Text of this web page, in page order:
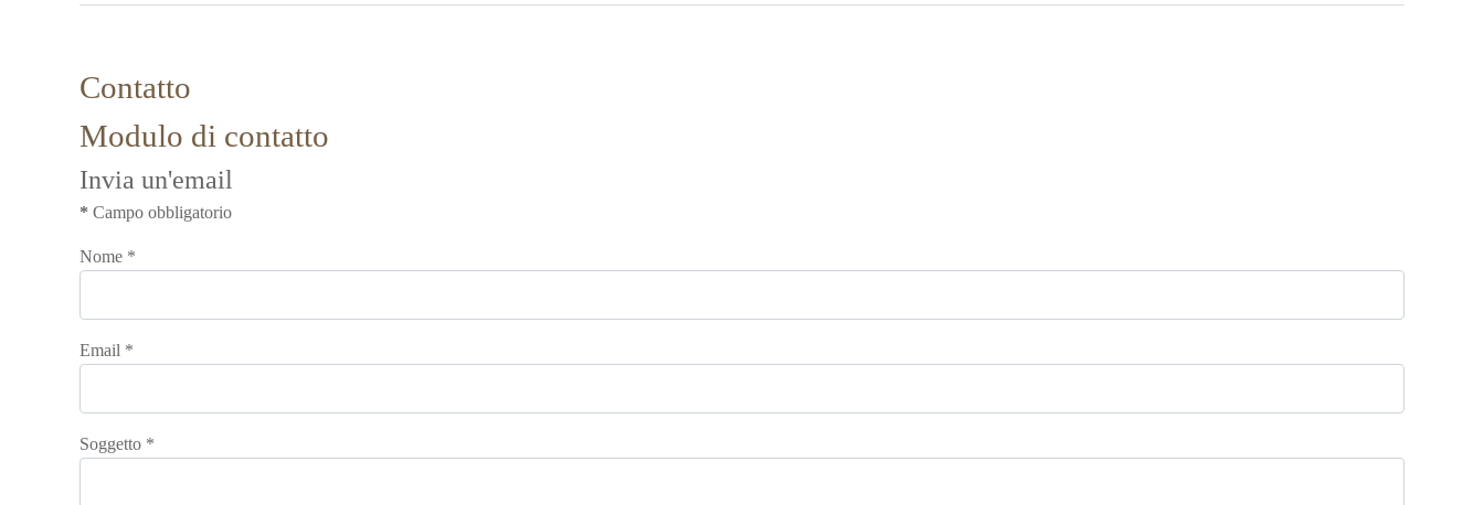
Contatto
Modulo di contatto
Invia un'email
* Campo obbligatorio
Nome *
Email *
Soggetto *